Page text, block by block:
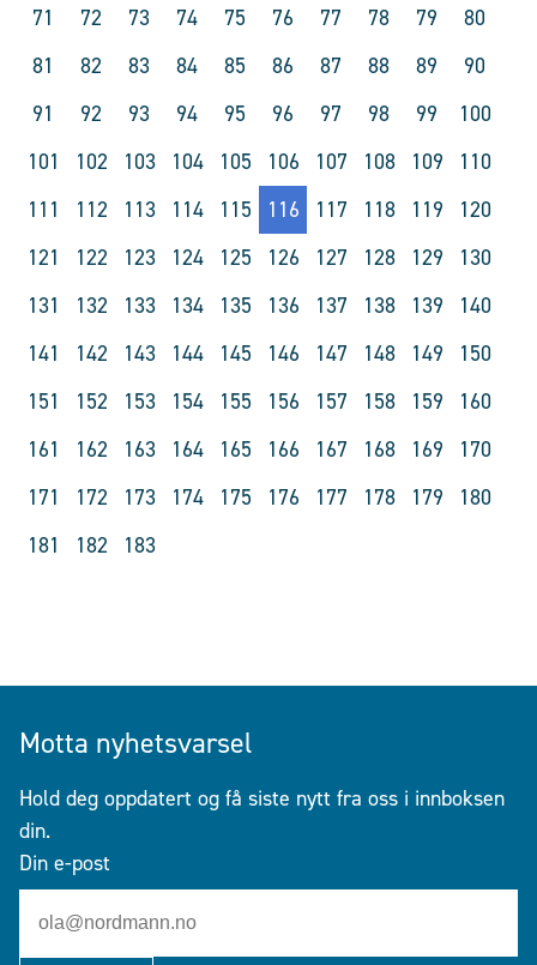
71
72 73 74 75 76 77 78 79
80
81
82 83 84 85 86 87 88 89
90
91
92 93 94 95 96 97 98 99
100
101
102 103 104 105 106 107 108 109
110
111
112 113 114 115 116 117 118 119
120
121
122 123 124 125 126 127 128 129
130
131
132 133 134 135 136 137 138 139
140
141
142 143 144 145 146 147 148 149
150
151
152 153 154 155 156 157 158 159
160
161
162 163 164 165 166 167 168 169
170
171
172 173 174 175 176 177 178 179
180
181
182 183
Motta nyhetsvarsel
Hold deg oppdatert og få siste nytt fra oss i innboksen
din.
Din e-post